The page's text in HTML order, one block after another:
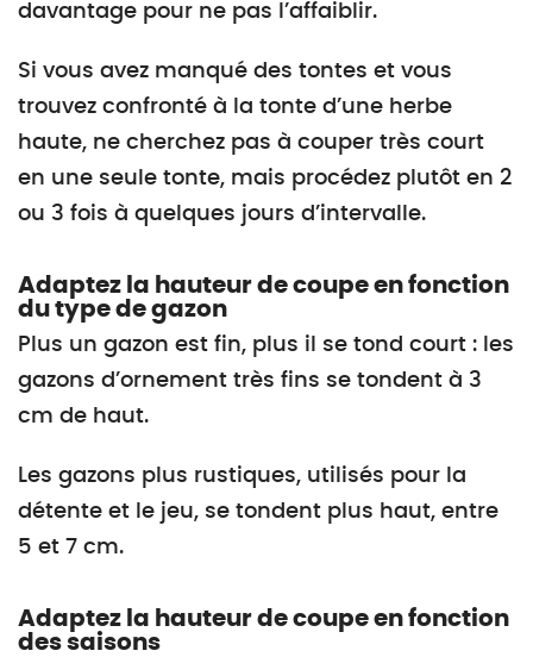
davantage pour ne pas l’affaiblir.
Si vous avez manqué des tontes et vous
trouvez confronté à la tonte d’une herbe
haute, ne cherchez pas à couper très court
en une seule tonte, mais procédez plutôt en 2
ou 3 fois à quelques jours d’intervalle.
Adaptez la hauteur de coupe en fonction
du type de gazon
Plus un gazon est fin, plus il se tond court : les
gazons d’ornement très fins se tondent à 3
cm de haut.
Les gazons plus rustiques, utilisés pour la
détente et le jeu, se tondent plus haut, entre
5 et 7 cm.
Adaptez la hauteur de coupe en fonction
des saisons